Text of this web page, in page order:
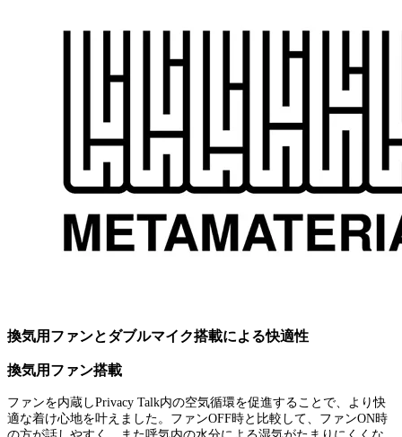
換気用ファンとダブルマイク搭載による快適性
換気用ファン搭載
ファンを内蔵しPrivacy Talk内の空気循環を促進することで、より快
適な着け心地を叶えました。ファンOFF時と比較して、ファンON時